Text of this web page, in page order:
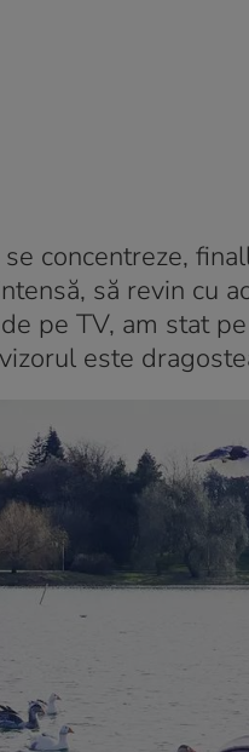
se concentreze,
să revin cu
pe TV, am stat
este